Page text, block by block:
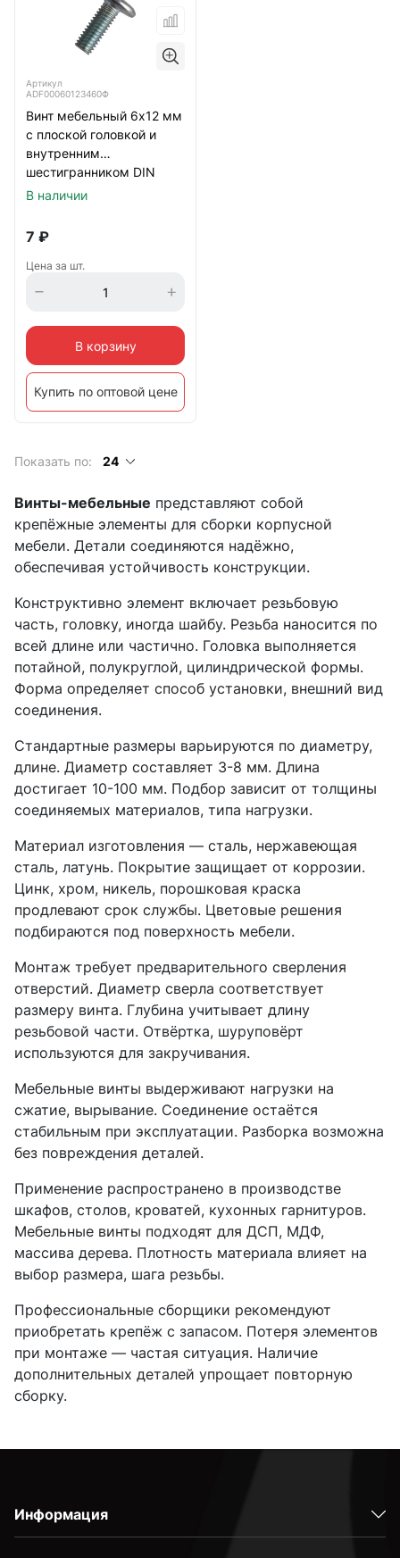
Артикул
ADF00060123460Ф
Винт мебельный 6х12 мм
с плоской головкой и
внутренним
шестигранником DIN
7420, оцинкованный
В наличии
7 ₽
Цена за шт.
В корзину
Купить по оптовой цене
Показать по: 24
Винты-мебельные представляют собой
крепёжные элементы для сборки корпусной
мебели. Детали соединяются надёжно,
обеспечивая устойчивость конструкции.
Конструктивно элемент включает резьбовую
часть, головку, иногда шайбу. Резьба наносится по
всей длине или частично. Головка выполняется
потайной, полукруглой, цилиндрической формы.
Форма определяет способ установки, внешний вид
соединения.
Стандартные размеры варьируются по диаметру,
длине. Диаметр составляет 3-8 мм. Длина
достигает 10-100 мм. Подбор зависит от толщины
соединяемых материалов, типа нагрузки.
Материал изготовления — сталь, нержавеющая
сталь, латунь. Покрытие защищает от коррозии.
Цинк, хром, никель, порошковая краска
продлевают срок службы. Цветовые решения
подбираются под поверхность мебели.
Монтаж требует предварительного сверления
отверстий. Диаметр сверла соответствует
размеру винта. Глубина учитывает длину
резьбовой части. Отвёртка, шуруповёрт
используются для закручивания.
Мебельные винты выдерживают нагрузки на
сжатие, вырывание. Соединение остаётся
стабильным при эксплуатации. Разборка возможна
без повреждения деталей.
Применение распространено в производстве
шкафов, столов, кроватей, кухонных гарнитуров.
Мебельные винты подходят для ДСП, МДФ,
массива дерева. Плотность материала влияет на
выбор размера, шага резьбы.
Профессиональные сборщики рекомендуют
приобретать крепёж с запасом. Потеря элементов
при монтаже — частая ситуация. Наличие
дополнительных деталей упрощает повторную
сборку.
Информация